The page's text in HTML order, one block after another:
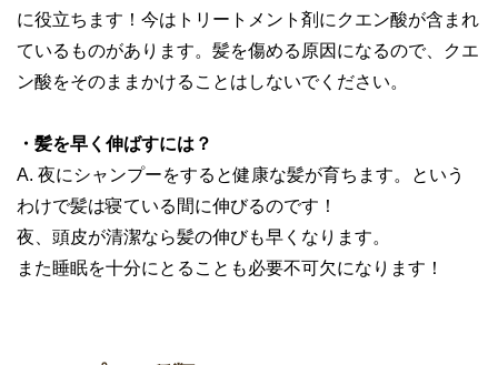
に役立ちます！今はトリートメント剤にクエン酸が含まれ
ているものがあります。髪を傷める原因になるので、クエ
ン酸をそのままかけることはしないでください。
・髪を早く伸ばすには？
A. 夜にシャンプーをすると健康な髪が育ちます。という
わけで髪は寝ている間に伸びるのです！
夜、頭皮が清潔なら髪の伸びも早くなります。
また睡眠を十分にとることも必要不可欠になります！